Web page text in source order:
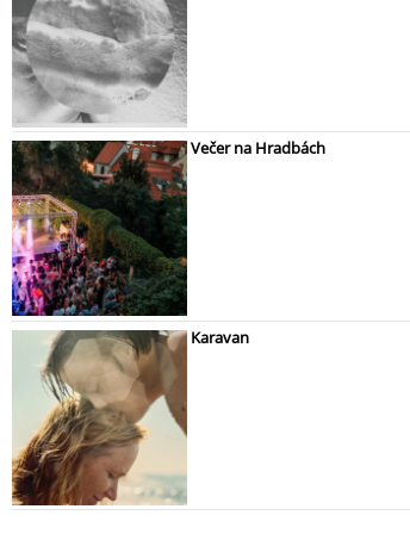
Večer na Hradbách
Karavan